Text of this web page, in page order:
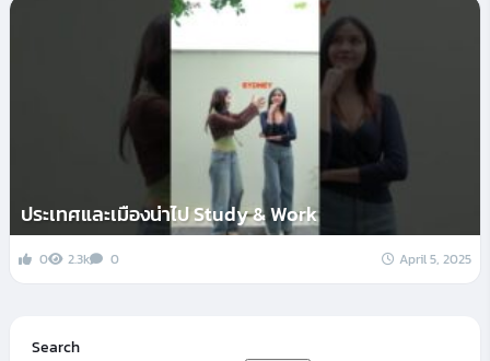
ประเทศและเมืองน่าไป Study & Work
0 2.3k 0 April 5, 2025
Search